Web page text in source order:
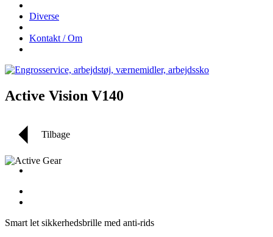
Diverse
Kontakt / Om
Active Vision V140
Tilbage
Smart let sikkerhedsbrille med anti-rids